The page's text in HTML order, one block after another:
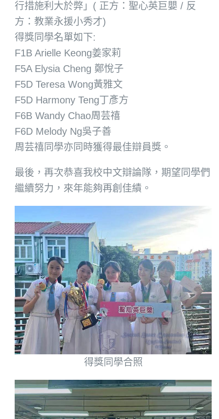
行措施利大於弊」( 正方：聖心英巨嬰 / 反
方：教業永援小秀才)
得獎同學名單如下:
F1B Arielle Keong姜家莉
F5A Elysia Cheng 鄭悅子
F5D Teresa Wong黃雅文
F5D Harmony Teng丁彥方
F6B Wandy Chao周芸禧
F6D Melody Ng吳子善
周芸禧同學亦同時獲得最佳辯員獎。
最後，再次恭喜我校中文辯論隊，期望同學們
繼續努力，來年能夠再創佳績。
得獎同學合照